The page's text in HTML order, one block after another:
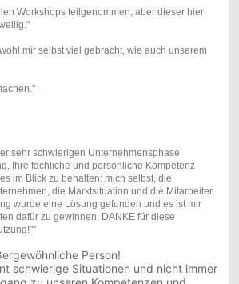
Workshops teilgenommen, aber dieser hier
mir selbst viel gebracht, wie auch unserem
sehr schwierigen Unternehmensphase
Ihre fachliche und persönliche Kompetenz
im Blick zu behalten: mich selbst, die
die Marktsituation und die Mitarbeiter.
wurde eine Lösung gefunden und es ist mir
dafür zu gewinnen. DANKE für diese
Person!
schwierige Situationen und nicht immer